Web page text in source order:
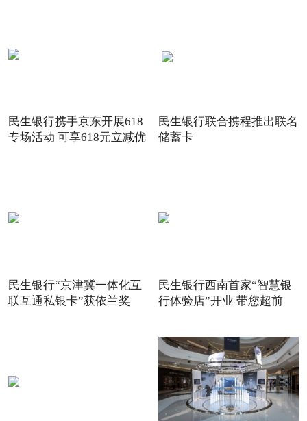
民生银行携手京东开展618
专场活动 可享618元立减优
民生银行联合携程推出联名
储蓄卡
民生银行“京津冀一体化互
联互通私银卡”获依兰奖
民生银行西南首家“智慧银
行体验店”开业 带您超前